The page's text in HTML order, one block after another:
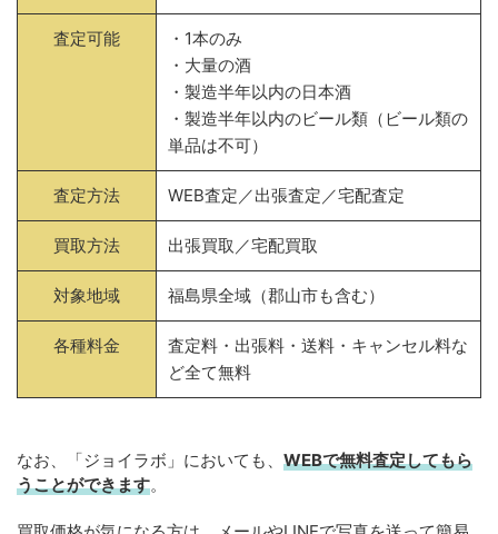
査定可能
・1本のみ
・大量の酒
・製造半年以内の日本酒
・製造半年以内のビール類（ビール類の
単品は不可）
査定方法 WEB査定／出張査定／宅配査定
買取方法 出張買取／宅配買取
対象地域 福島県全域（郡山市も含む）
各種料金
査定料・出張料・送料・キャンセル料な
ど全て無料
なお、「ジョイラボ」においても、 WEBで無料査定してもら
うことができます。